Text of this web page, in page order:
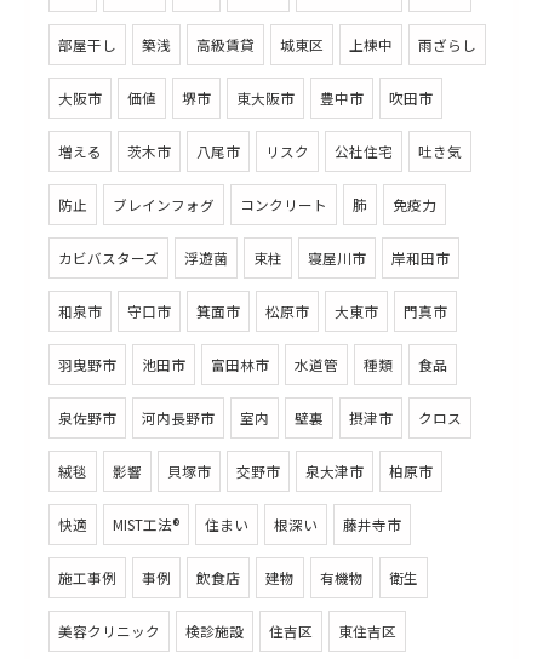
部屋干し 築浅 高級賃貸 城東区 上棟中 雨ざらし
大阪市 価値 堺市 東大阪市 豊中市 吹田市
増える 茨木市 八尾市 リスク 公社住宅 吐き気
防止 ブレインフォグ コンクリート 肺 免疫力
カビバスターズ 浮遊菌 束柱 寝屋川市 岸和田市
和泉市 守口市 箕面市 松原市 大東市 門真市
羽曳野市 池田市 富田林市 水道管 種類 食品
泉佐野市 河内長野市 室内 壁裏 摂津市 クロス
絨毯 影響 貝塚市 交野市 泉大津市 柏原市
快適 MIST工法® 住まい 根深い 藤井寺市
施工事例 事例 飲食店 建物 有機物 衛生
美容クリニック 検診施設 住吉区 東住吉区